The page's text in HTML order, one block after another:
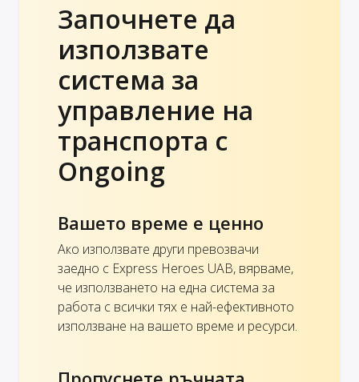
Започнете да
използвате
система за
управление на
транспорта с
Ongoing
Вашето време е ценно
Ако използвате други превозвачи
заедно с Express Heroes UAB, вярваме,
че използването на една система за
работа с всички тях е най-ефективното
използване на вашето време и ресурси.